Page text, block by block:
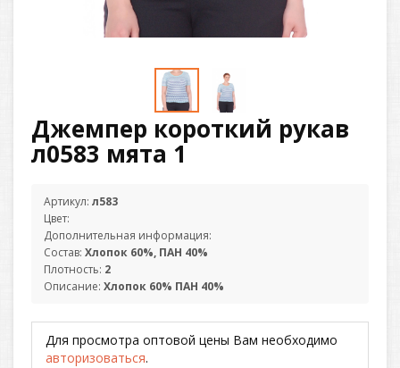
Джемпер короткий рукав
л0583 мята 1
Артикул: л583
Цвет:
Дополнительная информация:
Состав: Хлопок 60%, ПАН 40%
Плотность: 2
Описание: Хлопок 60% ПАН 40%
Для просмотра оптовой цены Вам необходимо
авторизоваться.